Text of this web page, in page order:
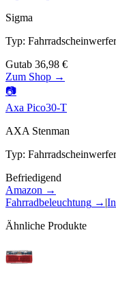
Sigma
Typ: Fahrradscheinwerfer
Gutab 36,98 €
Zum Shop →
📷
Axa Pico30-T
AXA Stenman
Typ: Fahrradscheinwerfer
Befriedigend
Amazon →
Fahrradbeleuchtung → |
Ähnliche Produkte